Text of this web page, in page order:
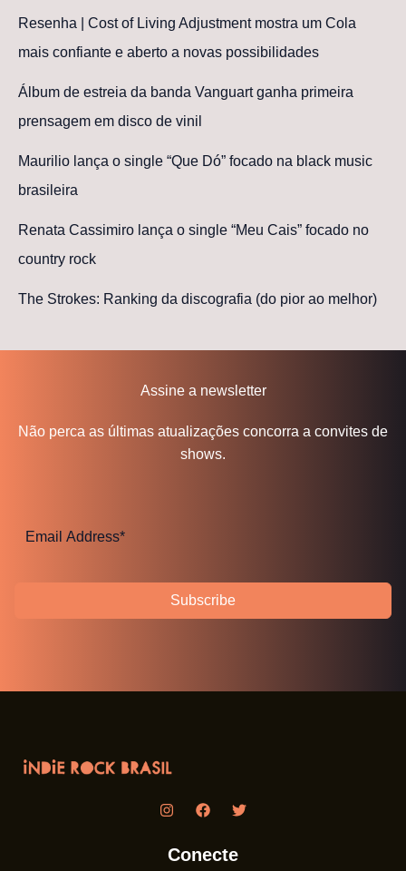
Resenha | Cost of Living Adjustment mostra um Cola
mais confiante e aberto a novas possibilidades
Álbum de estreia da banda Vanguart ganha primeira
prensagem em disco de vinil
Maurilio lança o single “Que Dó” focado na black music
brasileira
Renata Cassimiro lança o single “Meu Cais” focado no
country rock
The Strokes: Ranking da discografia (do pior ao melhor)
Assine a newsletter
Não perca as últimas atualizações concorra a convites de
shows.
Subscribe
Conecte